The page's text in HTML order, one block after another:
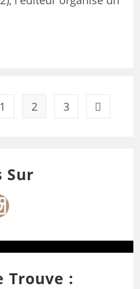
1 2 3
Sur
Trouve :